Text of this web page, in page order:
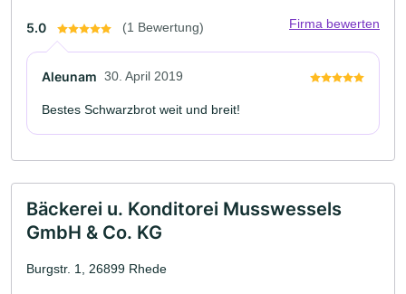
5.0 (1 Bewertung) Firma bewerten
Aleunam 30. April 2019
Bestes Schwarzbrot weit und breit!
Bäckerei u. Konditorei Musswessels
GmbH & Co. KG
Burgstr. 1, 26899 Rhede